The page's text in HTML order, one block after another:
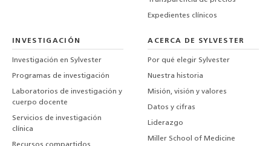
Expedientes clínicos
INVESTIGACIÓN
Investigación en Sylvester
Programas de investigación
Laboratorios de investigación y
cuerpo docente
Servicios de investigación
clínica
ACERCA DE SYLVESTER
Por qué elegir Sylvester
Nuestra historia
Misión, visión y valores
Datos y cifras
Liderazgo
Miller School of Medicine